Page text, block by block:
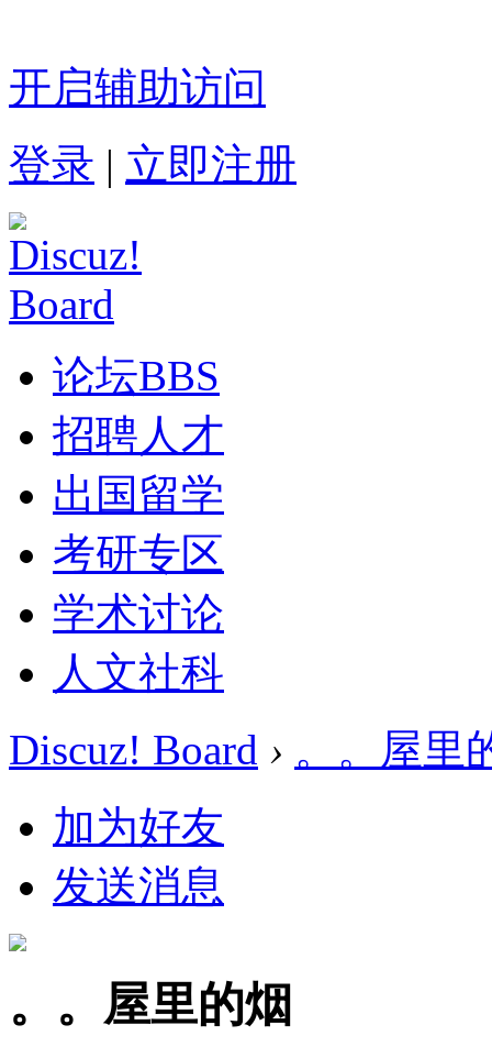
开启辅助访问
登录 | 立即注册
论坛BBS
招聘人才
出国留学
考研专区
学术讨论
人文社科
Discuz! Board › 。。屋里
加为好友
发送消息
。。屋里的烟